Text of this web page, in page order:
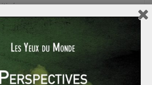
soigné leur relation avec Moscou, par
ou par opportunisme. C’est le cas
Sebastian Kurz ou de l’Italie, dirigées
d’extrême droite. La seule
de Vienne a été de ne pas expulser de
après l’affaire Skripal. En Europe de